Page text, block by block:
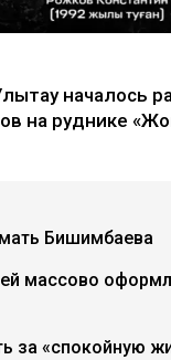
началось
на руднике
Бишимбаева
массово
за «спокойную